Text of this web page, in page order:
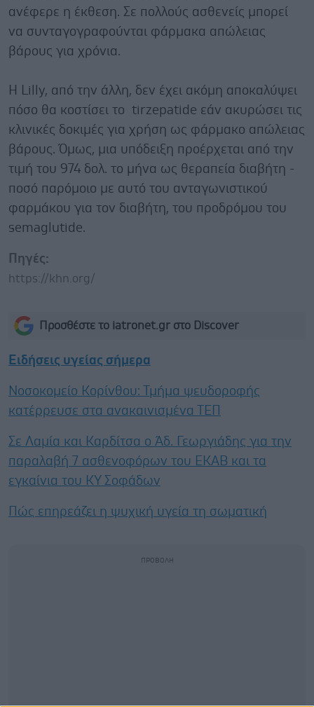
ανέφερε η έκθεση. Σε πολλούς ασθενείς μπορεί
να συνταγογραφούνται φάρμακα απώλειας
βάρους για χρόνια.
Η Lilly, από την άλλη, δεν έχει ακόμη αποκαλύψει
πόσο θα κοστίσει το tirzepatide εάν ακυρώσει τις
κλινικές δοκιμές για χρήση ως φάρμακο απώλειας
βάρους. Όμως, μια υπόδειξη προέρχεται από την
τιμή του 974 δολ. το μήνα ως θεραπεία διαβήτη -
ποσό παρόμοιο με αυτό του ανταγωνιστικού
φαρμάκου για τον διαβήτη, του προδρόμου του
semaglutide.
Πηγές:
https://khn.org/
Προσθέστε το iatronet.gr στο Discover
Ειδήσεις υγείας σήμερα
Νοσοκομείο Κορίνθου: Τμήμα ψευδοροφής
κατέρρευσε στα ανακαινισμένα ΤΕΠ
Σε Λαμία και Καρδίτσα ο Άδ. Γεωργιάδης για την
παραλαβή 7 ασθενοφόρων του ΕΚΑΒ και τα
εγκαίνια του ΚΥ Σοφάδων
Πώς επηρεάζει η ψυχική υγεία τη σωματική